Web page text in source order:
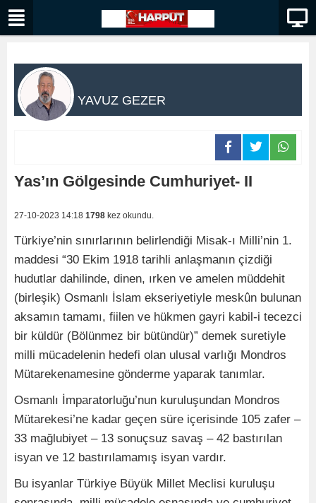
YAVUZ GEZER
Yas’ın Gölgesinde Cumhuriyet- II
27-10-2023 14:18 1798 kez okundu.
Türkiye’nin sınırlarının belirlendiği Misak-ı Milli’nin 1.
maddesi “30 Ekim 1918 tarihli anlaşmanın çizdiği
hudutlar dahilinde, dinen, ırken ve amelen müddehit
(birleşik) Osmanlı İslam ekseriyetiyle meskûn bulunan
aksamın tamamı, fiilen ve hükmen gayri kabil-i tecezci
bir küldür (Bölünmez bir bütündür)” demek suretiyle
milli mücadelenin hedefi olan ulusal varlığı Mondros
Mütarekenamesine gönderme yaparak tanımlar.
Osmanlı İmparatorluğu’nun kuruluşundan Mondros
Mütarekesi’ne kadar geçen süre içerisinde 105 zafer –
33 mağlubiyet – 13 sonuçsuz savaş – 42 bastırılan
isyan ve 12 bastırılamamış isyan vardır.
Bu isyanlar Türkiye Büyük Millet Meclisi kuruluşu